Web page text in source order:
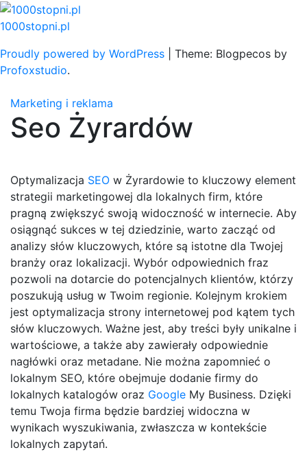
Skip
to
1000stopni.pl
Proudly powered by WordPress
Theme: Blogpecos by
Profoxstudio.
Marketing i reklama
Seo Żyrardów
Optymalizacja SEO w Żyrardowie to kluczowy element
strategii marketingowej dla lokalnych firm, które
pragną zwiększyć swoją widoczność w internecie. Aby
osiągnąć sukces w tej dziedzinie, warto zacząć od
analizy słów kluczowych, które są istotne dla Twojej
branży oraz lokalizacji. Wybór odpowiednich fraz
pozwoli na dotarcie do potencjalnych klientów, którzy
poszukują usług w Twoim regionie. Kolejnym krokiem
jest optymalizacja strony internetowej pod kątem tych
słów kluczowych. Ważne jest, aby treści były unikalne i
wartościowe, a także aby zawierały odpowiednie
nagłówki oraz metadane. Nie można zapomnieć o
lokalnym SEO, które obejmuje dodanie firmy do
lokalnych katalogów oraz Google My Business. Dzięki
temu Twoja firma będzie bardziej widoczna w
wynikach wyszukiwania, zwłaszcza w kontekście
lokalnych zapytań.